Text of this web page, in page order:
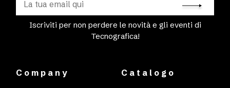
Iscriviti per non perdere le novità e gli eventi di
Tecnografica!
Company Catalogo